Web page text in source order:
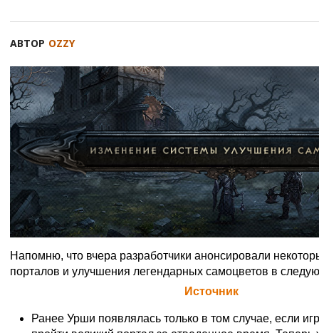
АВТОР OZZY
Напомню, что вчера разработчики анонсировали
порталов и улучшения легендарных самоцветов в
Источник
Ранее Урши появлялась только в том случае, если